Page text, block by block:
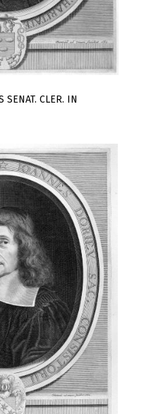
SENAT. CLER. IN